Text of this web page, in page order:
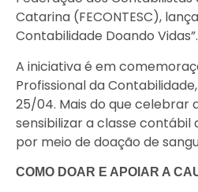
Catarina (FECONTESC),
Contabilidade Doando Vidas”.
A iniciativa é em
Profissional da
25/04. Mais do que celebrar
sensibilizar a classe contábil
por meio de doação de
COMO DOAR E APOIAR A